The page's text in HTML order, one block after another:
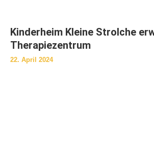
Kinderheim Kleine Strolche
Therapiezentrum
22. April 2024